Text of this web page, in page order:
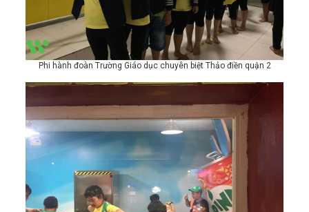
Phi hành đoàn Trường Giáo dục chuyên biệt Thảo điền quận 2